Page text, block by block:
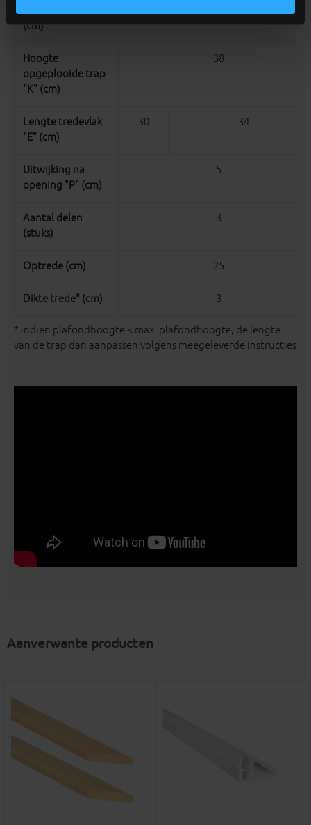
(cm)
Hoogte
opgeplooide trap
"K" (cm)
38
Lengte tredevlak
"E" (cm)
30 34
Uitwijking na
opening "P" (cm)
5
Aantal delen
(stuks)
3
Optrede (cm) 25
Dikte trede" (cm) 3
* indien plafondhoogte < max. plafondhoogte, de lengte
van de trap dan aanpassen volgens meegeleverde instructies
Aanverwante producten